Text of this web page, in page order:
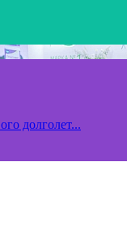
долголет...